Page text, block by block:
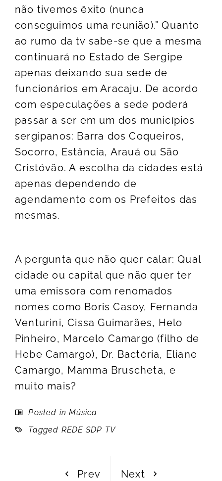
não tivemos êxito (nunca
conseguimos uma reunião).” Quanto
ao rumo da tv sabe-se que a mesma
continuará no Estado de Sergipe
apenas deixando sua sede de
funcionários em Aracaju. De acordo
com especulações a sede poderá
passar a ser em um dos municípios
sergipanos: Barra dos Coqueiros,
Socorro, Estância, Arauá ou São
Cristóvão. A escolha da cidades está
apenas dependendo de
agendamento com os Prefeitos das
mesmas.
A pergunta que não quer calar: Qual
cidade ou capital que não quer ter
uma emissora com renomados
nomes como Boris Casoy, Fernanda
Venturini, Cissa Guimarães, Helo
Pinheiro, Marcelo Camargo (filho de
Hebe Camargo), Dr. Bactéria, Eliane
Camargo, Mamma Bruscheta, e
muito mais?
Posted inMúsica
Tagged REDE SDP TV
Prev
Next